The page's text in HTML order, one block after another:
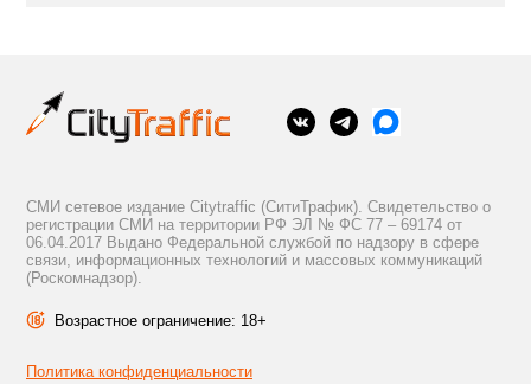
СМИ сетевое издание Citytraffic (СитиТрафик). Свидетельство о
регистрации СМИ на территории РФ ЭЛ № ФС 77 – 69174 от
06.04.2017 Выдано Федеральной службой по надзору в сфере
связи, информационных технологий и массовых коммуникаций
(Роскомнадзор).
Возрастное ограничение: 18+
Политика конфиденциальности